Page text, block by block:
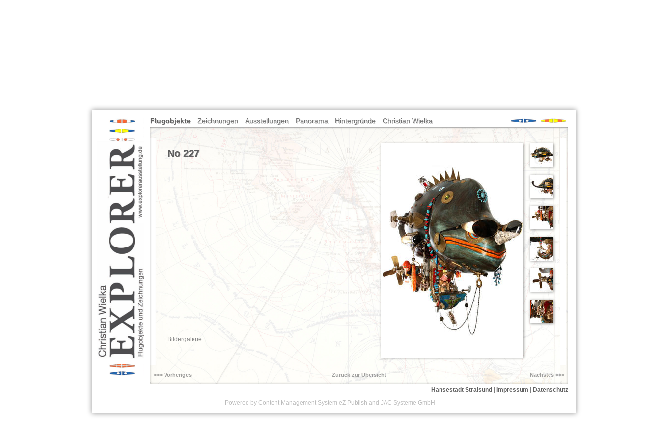
Flugobjekte Zeichnungen Ausstellungen Panorama Hintergründe Christian Wielka
No 227
Bildergalerie
<<< Vorheriges Zurück zur Übersicht Nächstes >>>
Hansestadt Stralsund Impressum
Datenschutz
Powered by Content Management System eZ Publish and JAC Systeme GmbH